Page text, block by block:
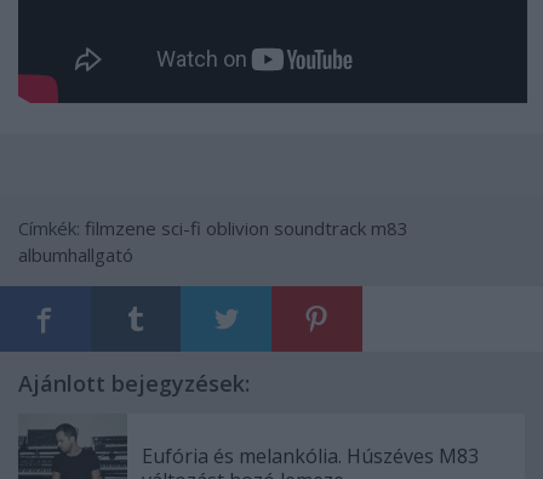
Címkék: filmzene sci-fi oblivion soundtrack m83
albumhallgató
Ajánlott bejegyzések:
Eufória és melankólia. Húszéves M83